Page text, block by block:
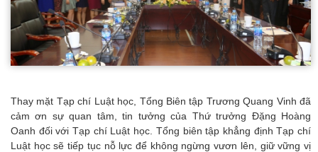
Thay mặt Tạp chí Luật học, Tổng Biên tập Trương Quang Vinh đã
cảm ơn sự quan tâm, tin tưởng của Thứ trưởng Đặng Hoàng
Oanh đối với Tạp chí Luật học. Tổng biên tập khẳng định Tạp chí
Luật học sẽ tiếp tục nỗ lực để không ngừng vươn lên, giữ vững vị